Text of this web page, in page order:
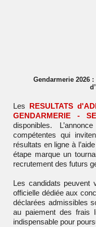
Gendarmerie 2026
Les RESULTATS
GENDARMERIE -
disponibles.
compétentes qui
résultats en ligne à
étape marque un
recrutement des futurs
Les candidats peuvent
officielle dédiée aux
déclarées admissibles
au paiement des frais
indispensable pour